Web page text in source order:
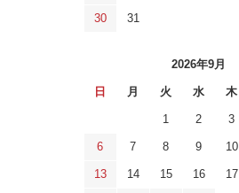
30 31
2026年9月
日 月 火 水 木
1 2 3
6 7 8 9 10
13 14 15 16 17